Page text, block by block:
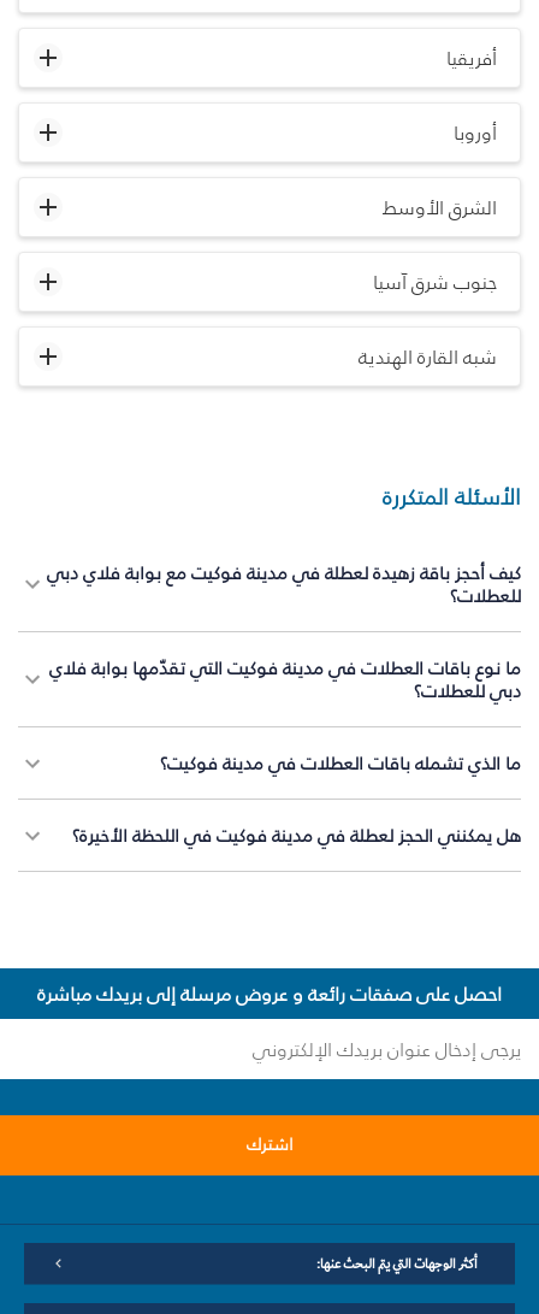
أفريقيا
أوروبا
الشرق الأوسط
جنوب شرق آسيا
شبه القارة الهندية
الأسئلة المتكررة
كيف أحجز باقة زهيدة لعطلة في مدينة فوكيت مع بوابة فلاي دبي
للعطلات؟
ما نوع باقات العطلات في مدينة فوكيت التي تقدّمها بوابة فلاي
دبي للعطلات؟
ما الذي تشمله باقات العطلات في مدينة فوكيت؟
هل يمكنني الحجز لعطلة في مدينة فوكيت في اللحظة الأخيرة؟
احصل على صفقات رائعة و عروض مرسلة إلى بريدك مباشرة
اشترك
أكثر الوجهات التي يتم البحث عنها: